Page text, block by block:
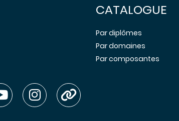
CATALOGUE
Par diplômes
Par domaines
Par composantes